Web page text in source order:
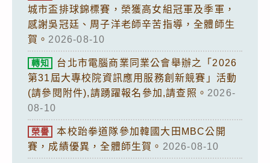
城市盃排球錦標賽，榮獲高女組冠軍及季軍，
感謝吳冠廷、周子洋老師辛苦指導，全體師生
賀。 2026-08-10
轉知
台北市電腦商業同業公會舉辦之「2026
第31屆大專校院資訊應用服務創新競賽」活動
(請參閱附件),請踴躍報名參加,請查照。 2026-
08-10
榮譽
本校跆拳道隊參加韓國大田MBC公開
賽，成績優異，全體師生賀。 2026-08-10